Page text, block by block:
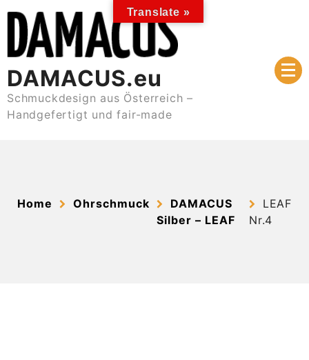
content
DAMACUS.eu
Schmuckdesign aus Österreich –
Handgefertigt und fair-made
Home Ohrschmuck
DAMACUS
Silber – LEAF
LEAF
Nr.4
Translate »